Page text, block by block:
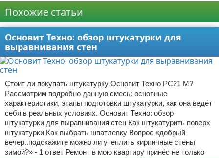
Похожие статьи
Основит Техно: обзор штукатурки для
выравнивания стен
Стоит ли покупать штукатурку Основит Техно PC21 M?
Рассмотрим подробно данную смесь: основные
характеристики, этапы подготовки штукатурки, как она ведёт
себя в реальных условиях. Основит Техно: обзор
штукатурки для выравнивания стен Как штукатурить поверх
штукатурки Как выбрать шпатлевку Вопрос «добрый
вечер..подскажите можно ли утеплить кирпичные стены
зимой?» - 1 ответ Ремонт в мою квартиру принёс не только